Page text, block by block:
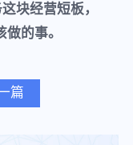
块经营短板，
的事。
篇